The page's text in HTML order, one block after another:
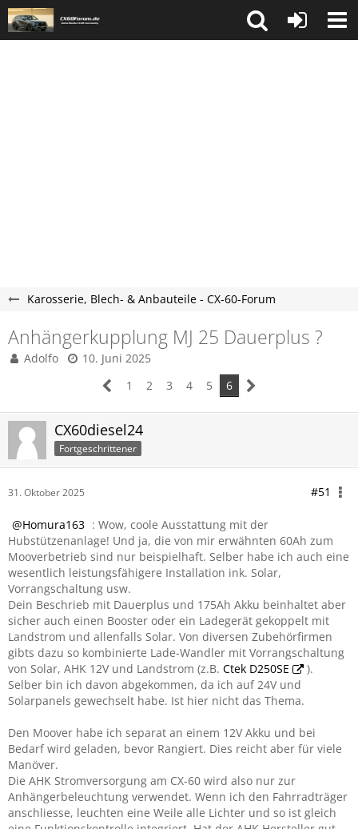
Karosserie, Blech- & Anbauteile - CX-60-Forum
Anhängerkupplung MJ 25 Dauerplus ?
Adolfo
10. Juni 2025
1
2 3 4 5 6
CX60diesel24
Fortgeschrittener
31. Oktober 2025 #51
Homura163 : Wow, coole Ausstattung mit der
Hubstützenanlage! Und ja, die von mir erwähnten 60Ah zum
Mooverbetrieb sind nur beispielhaft. Selber habe ich auch eine
wesentlich leistungsfähigere Installation ink. Solar,
Vorrangschaltung usw.
Dein Beschrieb mit Dauerplus und 175Ah Akku beinhaltet aber
sicher auch einen Booster oder ein Ladegerät gekoppelt mit
Landstrom und allenfalls Solar. Von diversen Zubehörfirmen
gibts dazu so kombinierte Lade-Wandler mit Vorrangschaltung
von Solar, AHK 12V und Landstrom (z.B. Ctek D250SE
).
Selber bin ich davon abgekommen, da ich auf 24V und
Solarpanels gewechselt habe. Ist hier nicht das Thema.
Den Moover habe ich separat an einem 12V Akku und bei
Bedarf wird geladen, bevor Rangiert. Dies reicht aber für viele
Manöver.
Die AHK Stromversorgung am CX-60 wird also nur zur
Anhängerbeleuchtung verwendet. Wenn ich den Fahrradträger
anschliesse, leuchten eine Weile alle Lichter und so ist gleich